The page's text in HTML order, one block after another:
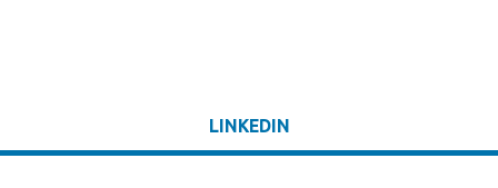
LINKEDIN